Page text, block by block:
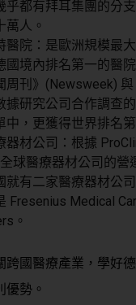
乎都有拜耳集團的分
萬人。
醫院：是歐洲規模最
國境內排名第一的醫
周刊》(Newsweek) 與
據研究公司合作調查
中，更獲得世界排名
器材公司：根據
球醫療器材公司的營
就有二家醫療器材公
Fresenius Medical
。
跨國醫療產業，學好
優勢。